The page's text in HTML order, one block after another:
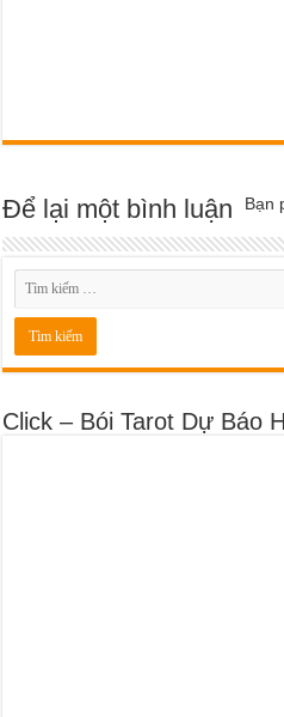
Để lại một bình luận Bạn
Click – Bói Tarot Dự Báo